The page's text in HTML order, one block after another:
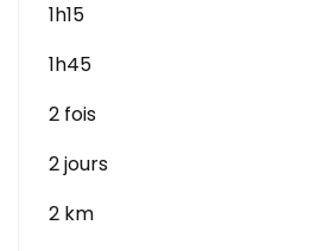
1h15
1h45
2 fois
2 jours
2 km